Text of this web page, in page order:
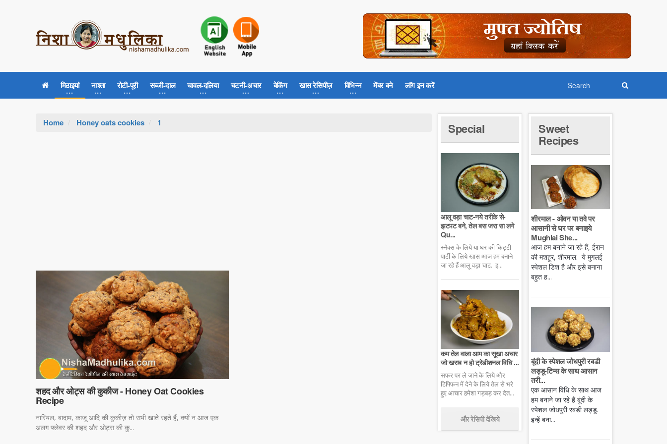
मिठाइयां नाश्ता रोटी-पूरी सब्जी-दाल चावल-दलिया चटनी-अचार बेकिंग खास रेसिपीज़ विभिन्न मेंबर बने लॉग इन करें
Home Honey oats cookies 1
शहद और ओट्स की कुकीज - Honey Oat Cookies
Recipe
नारियल, बादाम, काजू आदि की कुकीज़ तो सभी खाते रहते हैं, क्यों न आज एक
अलग फ्लेवर की शहद और ओट्स की कु...
Special
आलू वड़ा चाट-नये तरीके से-
झटपट बने, तेल बस जरा सा लगे
Qu...
स्नैक्स के लिये या घर की किट्टी
पार्टी के लिये खास आज हम बनाने
जा रहे हैं आलू वड़ा चाट. इ...
कम तेल वाला आम का सूखा अचार
जो खराब न हो ट्रेडीशनल विधि ...
सफर पर ले जाने के लिये और
टिफ्फिन में देने के लिये तेल से भरे
हुए आचार हमेशा गड़बड़ कर देत...
और रेसिपी देखिये
Sweet
Recipes
शीरमाल - ओवन या तवे पर
आसानी से घर पर बनाइये
Mughlai She...
आज हम बनाने जा रहे हैं, ईरान
की मशहूर, शीरमाल. ये मुगलई
स्पेशल डिश है और इसे बनाना
बहुत ह...
बूंदी के स्पेशल जोधपुरी रबडी
लड्डू-टिप्स के साथ आसान
तरी...
एक आसान विधि के साथ आज
हम बनाने जा रहे हैं बूंदी के
स्पेशल जोधपुरी रबडी लड्डू.
इन्हें बना...